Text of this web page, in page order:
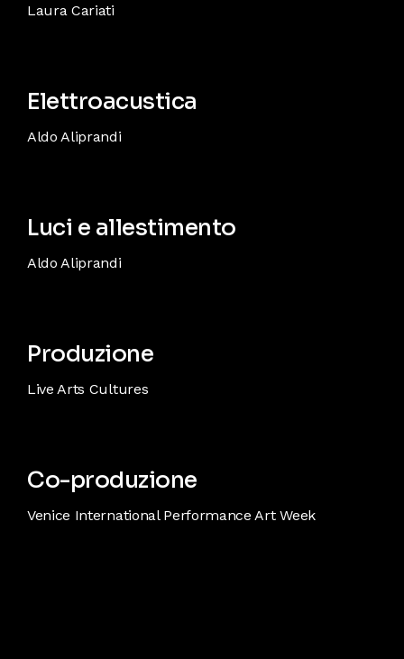
Laura Cariati
Elettroacustica
Aldo Aliprandi
Luci e allestimento
Aldo Aliprandi
Produzione
Live Arts Cultures
Co-produzione
Venice International Performance Art Week